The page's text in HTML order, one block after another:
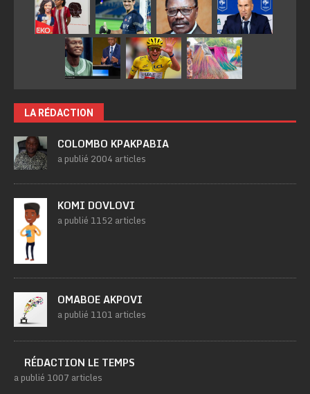
LA RÉDACTION
COLOMBO KPAKPABIA
a publié 2004 articles
KOMI DOVLOVI
a publié 1152 articles
OMABOE AKPOVI
a publié 1101 articles
RÉDACTION LE TEMPS
a publié 1007 articles